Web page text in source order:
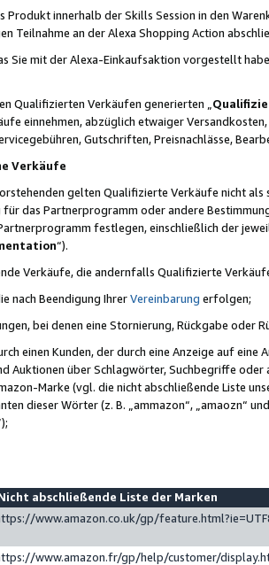
innerhalb der Skills Session in den
Teilnahme an der Alexa Shopping Action
Sie mit der Alexa-Einkaufsaktion vorgestellt
Qualifizierten Verkäufen generierten „
einnehmen, abzüglich etwaiger
Gutschriften, Preisnachlässe,
Verkäufe
gelten Qualifizierte Verkäufe nicht
das Partnerprogramm oder andere
festlegen, einschließlich der
“).
Verkäufe, die andernfalls Qualifizierte
nach Beendigung IhrerVereinbarung erfolgen;
bei denen eine Stornierung, Rückgabe oder
einen Kunden, der durch eine Anzeige auf
Auktionen über Schlagwörter, Suchbegriffe
Marke (vgl. die nicht abschließende Liste
dieser Wörter (z. B. „ammazon“, „amaozn“
abschließende Liste der Marken
www.amazon.co.uk/gp/
www.amazon.fr/gp/help/customer/